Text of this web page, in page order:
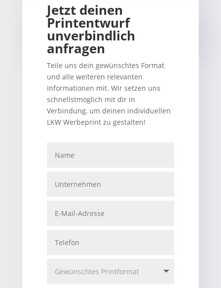
Jetzt deinen
Printentwurf
unverbindlich
anfragen
Teile uns dein gewünschtes Format
und alle weiteren relevanten
Informationen mit. Wir setzen uns
schnellstmöglich mit dir in
Verbindung, um deinen individuellen
LKW Werbeprint zu gestalten!